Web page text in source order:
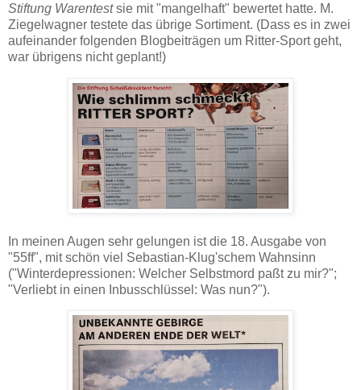
Stiftung Warentestsie mit "mangelhaft" bewertet hatte. M.
Ziegelwagner testete das übrige Sortiment. (Dass es in zwei
aufeinander folgenden Blogbeiträgen um Ritter-Sport geht,
war übrigens nicht geplant!)
In meinen Augen sehr gelungen ist die 18. Ausgabe von
"55ff", mit schön viel Sebastian-Klug'schem Wahnsinn
("Winterdepressionen: Welcher Selbstmord paßt zu mir?";
"Verliebt in einen Inbusschlüssel: Was nun?").